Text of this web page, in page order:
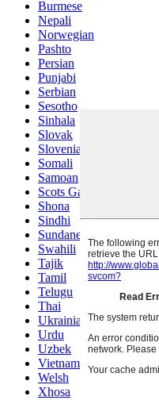
Burmese
Nepali
Norwegian
Pashto
Persian
Punjabi
Serbian
Sesotho
Sinhala
Slovak
Slovenian
Somali
Samoan
Scots Gaelic
Shona
Sindhi
Sundanese
Swahili
Tajik
Tamil
Telugu
Thai
Ukrainian
Urdu
Uzbek
Vietnamese
Welsh
Xhosa